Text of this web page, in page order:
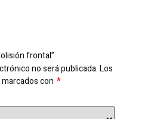
frontal”
no será publicada.Los
con *